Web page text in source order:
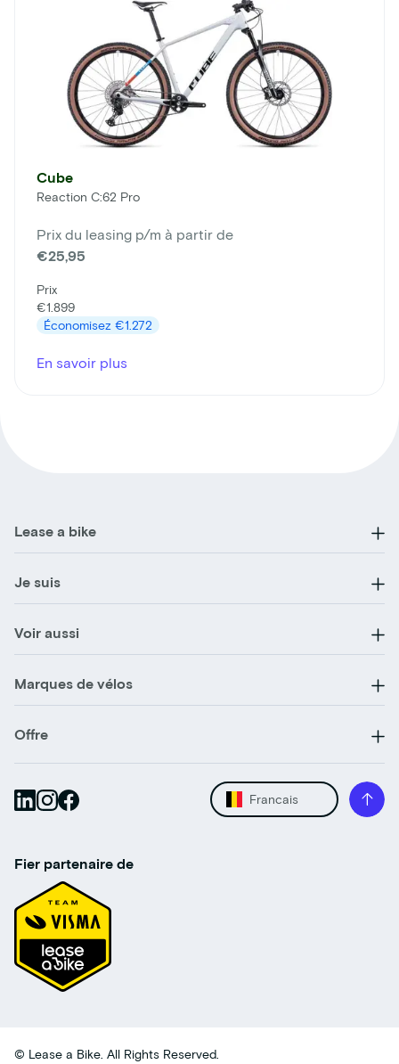
Cube
Reaction C:62 Pro
Prix du leasing p/m à partir de
€25,95
Prix
€1.899
Économisez €1.272
En savoir plus
Lease a bike
Je suis
Voir aussi
Marques de vélos
Offre
Francais
Fier partenaire de
© Lease a Bike. All Rights Reserved.